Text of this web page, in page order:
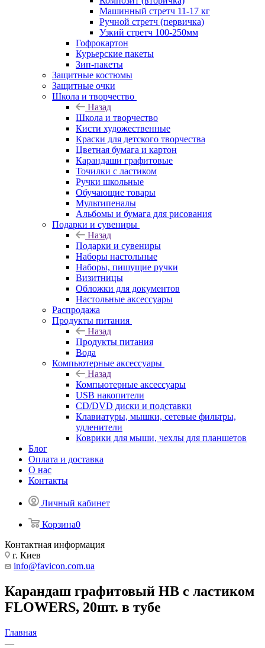
Машинный стретч 11-17 кг
Ручной стретч (первичка)
Узкий стретч 100-250мм
Гофрокартон
Курьерские пакеты
Зип-пакеты
Защитные костюмы
Защитные очки
Школа и творчество
Назад
Школа и творчество
Кисти художественные
Краски для детского творчества
Цветная бумага и картон
Карандаши графитовые
Точилки с ластиком
Ручки школьные
Обучающие товары
Мультипеналы
Альбомы и бумага для рисования
Подарки и сувениры
Назад
Подарки и сувениры
Наборы настольные
Наборы, пишущие ручки
Визитницы
Обложки для документов
Настольные аксессуары
Распродажа
Продукты питания
Назад
Продукты питания
Вода
Компьютерные аксессуары
Назад
Компьютерные аксессуары
USB накопители
CD/DVD диски и подставки
Клавиатуры, мышки, сетевые фильтры,
удленители
Коврики для мыши, чехлы для планшетов
Блог
Оплата и доставка
О нас
Контакты
Личный кабинет
Корзина0
Контактная информация
г. Киев
info@favicon.com.ua
Карандаш графитовый HB с ластиком
FLOWERS, 20шт. в тубе
Главная
—